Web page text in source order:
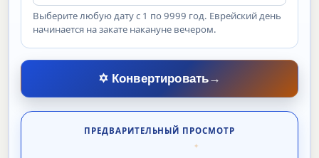
Выберите любую дату с 1 по 9999 год. Еврейский день
начинается на закате накануне вечером.
✡ Конвертировать→
ПРЕДВАРИТЕЛЬНЫЙ ПРОСМОТР
✦